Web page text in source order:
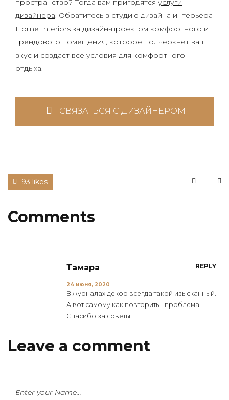
пространство? Тогда вам пригодятся услуги
дизайнера. Обратитесь в студию дизайна интерьера
Home Interiors за дизайн-проектом комфортного и
трендового помещения, которое подчеркнет ваш
вкус и создаст все условия для комфортного
отдыха.
СВЯЗАТЬСЯ С ДИЗАЙНЕРОМ
93 likes
Comments
REPLY
Тамара
24 июня, 2020
В журналах декор всегда такой изысканный.
А вот самому как повторить - проблема!
Спасибо за советы
Leave a comment